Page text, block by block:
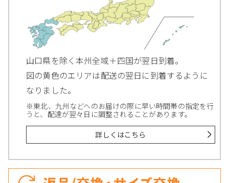
山口県を除く本州全域＋四国が翌日到着。
図の黄色のエリアは配送の翌日に到着するように
なりました。
※東北、九州などへのお届けの際に早い時間帯の指定を行
うと、配達が翌々日に調整されることがあります。
詳しくはこちら